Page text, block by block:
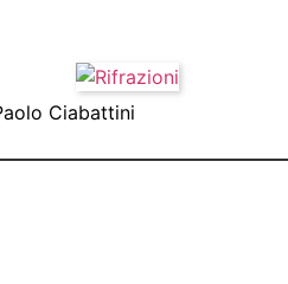
Ciabattini